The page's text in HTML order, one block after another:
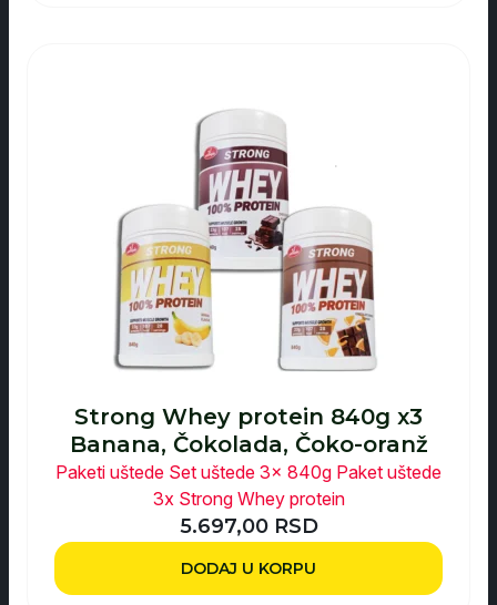
Strong Whey protein 840g x3
Banana, Čokolada, Čoko-oranž
Paketi uštede Set uštede 3x 840g Paket uštede
3x Strong Whey protein
5.697,00 RSD
DODAJ U KORPU